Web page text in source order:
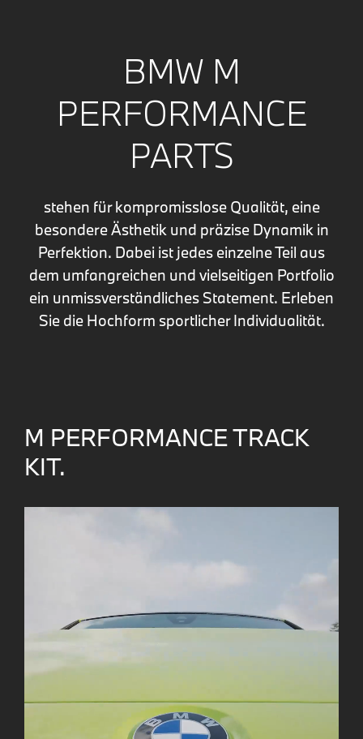
BMW M
PERFORMANCE
PARTS
stehen für kompromisslose Qualität, eine
besondere Ästhetik und präzise Dynamik in
Perfektion. Dabei ist jedes einzelne Teil aus
dem umfangreichen und vielseitigen Portfolio
ein unmissverständliches Statement. Erleben
Sie die Hochform sportlicher Individualität.
M PERFORMANCE TRACK
KIT.